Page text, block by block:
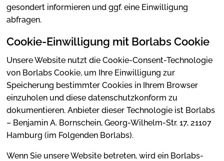
gesondert informieren und ggf. eine Einwilligung
abfragen.
Cookie-Einwilligung mit Borlabs Cookie
Unsere Website nutzt die Cookie-Consent-Technologie
von Borlabs Cookie, um Ihre Einwilligung zur
Speicherung bestimmter Cookies in Ihrem Browser
einzuholen und diese datenschutzkonform zu
dokumentieren. Anbieter dieser Technologie ist Borlabs
– Benjamin A. Bornschein, Georg-Wilhelm-Str. 17, 21107
Hamburg (im Folgenden Borlabs).
Wenn Sie unsere Website betreten, wird ein Borlabs-